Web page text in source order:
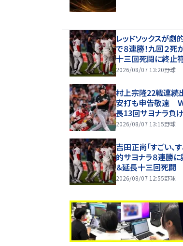
レッドソックスが劇
で８連勝！九回２
十三回死闘に終止
ゲーム」吉田正尚も
2026/08/07 13:20野球
村上宗隆22戦連続
安打も申告敬遠
長13回サヨナラ負
2026/08/07 13:15野球
吉田正尚「すごい、
的サヨナラ８連勝
＆延長十三回死闘
ーは「ゲームが長す
2026/08/07 12:55野球